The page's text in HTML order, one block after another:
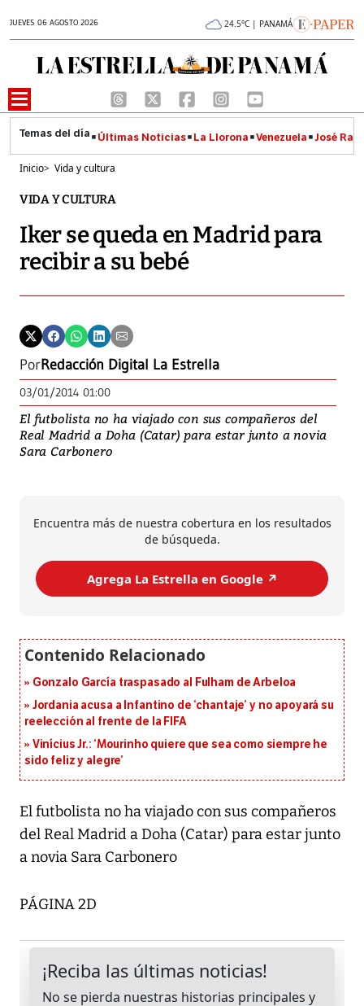
JUEVES 06 AGOSTO 2026 24.5°C | PANAMÁ
Últimas Noticias La Llorona Venezuela José
Inicio> Vida y cultura
VIDA Y CULTURA
Iker se queda en Madrid para
recibir a su bebé
PorRedacción Digital La Estrella
03/01/2014 01:00
El futbolista no ha viajado con sus compañeros del
Real Madrid a Doha (Catar) para estar junto a novia
Sara Carbonero
Encuentra más de nuestra cobertura en los resultados
de búsqueda.
Agrega La Estrella en Google ↗️
Gonzalo García traspasado al Fulham de Arbeloa
Jordania acusa a Infantino de ‘chantaje’ y no apoyará su
reelección al frente de la FIFA
Vinícius Jr.: ‘Mourinho quiere que sea como siempre he
sido feliz y alegre’
El futbolista no ha viajado con sus compañeros
del Real Madrid a Doha (Catar) para estar junto
a novia Sara Carbonero
PÁGINA 2D